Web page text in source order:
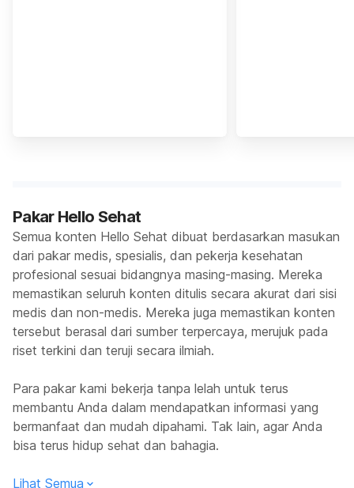
Pakar Hello Sehat
Semua konten Hello Sehat dibuat berdasarkan masukan
dari pakar medis, spesialis, dan pekerja kesehatan
profesional sesuai bidangnya masing-masing. Mereka
memastikan seluruh konten ditulis secara akurat dari sisi
medis dan non-medis. Mereka juga memastikan konten
tersebut berasal dari sumber terpercaya, merujuk pada
riset terkini dan teruji secara ilmiah.
Para pakar kami bekerja tanpa lelah untuk terus
membantu Anda dalam mendapatkan informasi yang
bermanfaat dan mudah dipahami. Tak lain, agar Anda
bisa terus hidup sehat dan bahagia.
Lihat Semua